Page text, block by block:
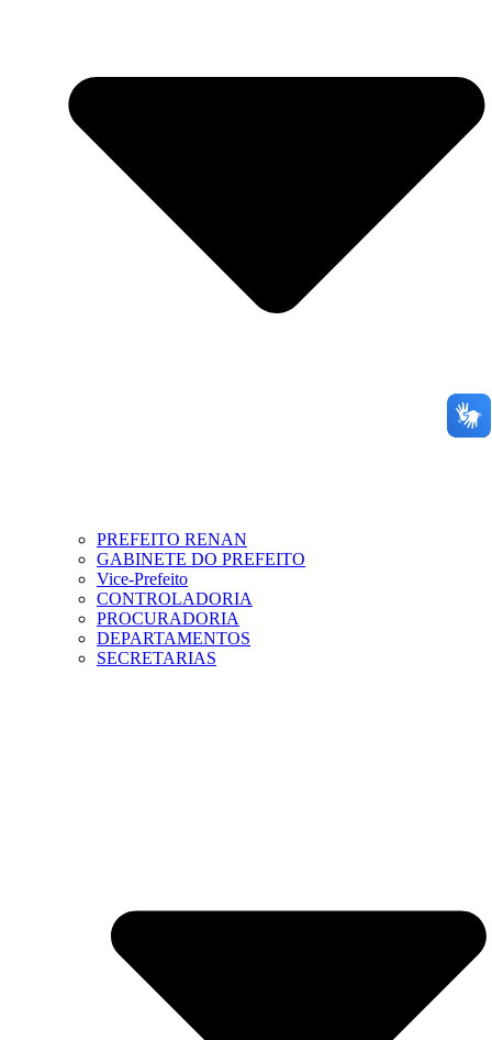
PREFEITO RENAN
GABINETE DO PREFEITO
Vice-Prefeito
CONTROLADORIA
PROCURADORIA
DEPARTAMENTOS
SECRETARIAS